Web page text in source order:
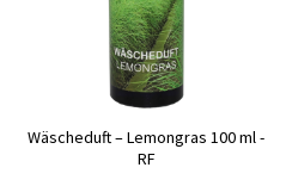
Wäscheduft – Lemongras 100 ml -
RF